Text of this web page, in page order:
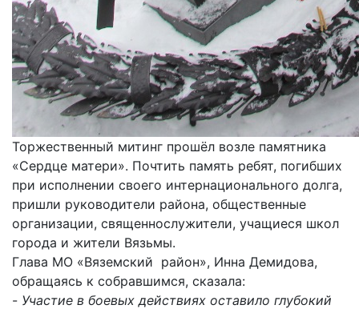
Торжественный митинг прошёл возле памятника
«Сердце матери». Почтить память ребят, погибших
при исполнении своего интернационального долга,
пришли руководители района, общественные
организации, священнослужители, учащиеся школ
города и жители Вязьмы.
Глава МО «Вяземский район», Инна Демидова,
обращаясь к собравшимся, сказала:
- Участие в боевых действиях оставило глубокий